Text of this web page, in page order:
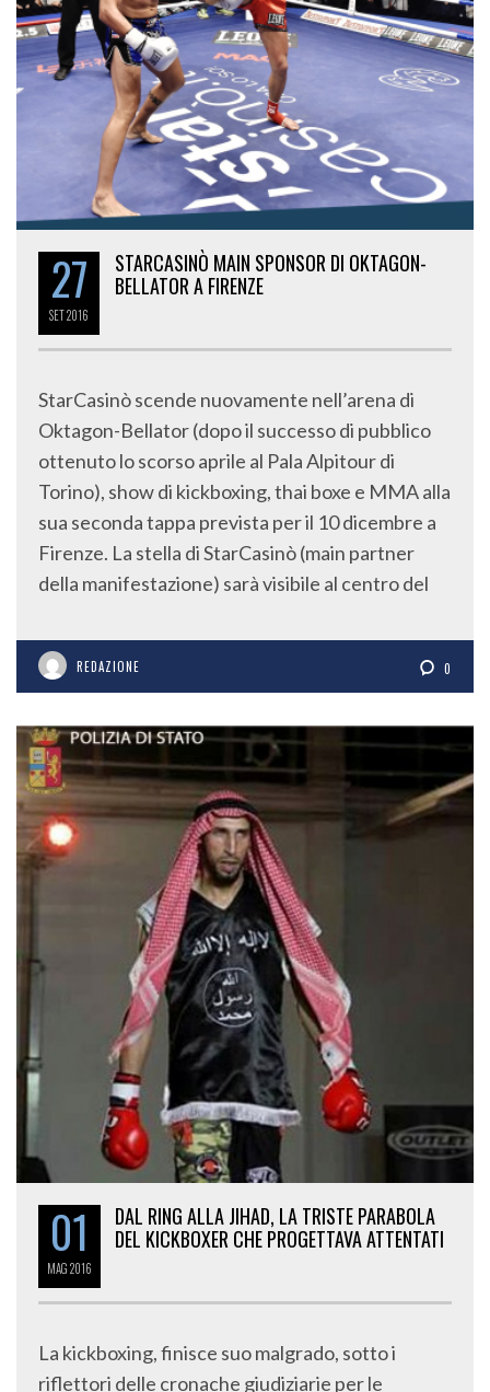
27
SET2016
STARCASINÒ MAIN SPONSOR DI OKTAGON-
BELLATOR A FIRENZE
StarCasinò scende nuovamente nell’arena di
Oktagon-Bellator (dopo il successo di pubblico
ottenuto lo scorso aprile al Pala Alpitour di
Torino), show di kickboxing, thai boxe e MMA alla
sua seconda tappa prevista per il 10 dicembre a
Firenze. La stella di StarCasinò (main partner
della manifestazione) sarà visibile al centro del
REDAZIONE 0
01
MAG2016
DAL RING ALLA JIHAD, LA TRISTE PARABOLA
DEL KICKBOXER CHE PROGETTAVA ATTENTATI
La kickboxing, finisce suo malgrado, sotto i
riflettori delle cronache giudiziarie per le